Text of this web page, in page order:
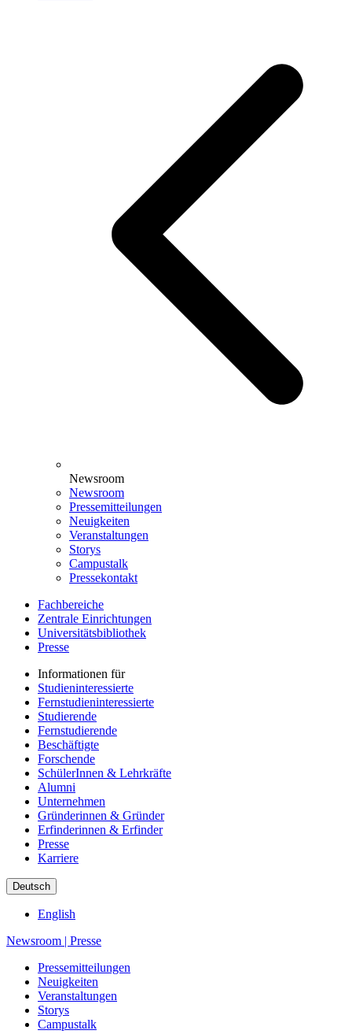
Newsroom
Newsroom
Pressemitteilungen
Neuigkeiten
Veranstaltungen
Storys
Campustalk
Pressekontakt
Fachbereiche
Zentrale Einrichtungen
Universitätsbibliothek
Presse
Informationen für
Studieninteressierte
Fernstudieninteressierte
Studierende
Fernstudierende
Beschäftigte
Forschende
SchülerInnen & Lehrkräfte
Alumni
Unternehmen
Gründerinnen & Gründer
Erfinderinnen & Erfinder
Presse
Karriere
Deutsch
English
Newsroom | Presse
Pressemitteilungen
Neuigkeiten
Veranstaltungen
Storys
Campustalk